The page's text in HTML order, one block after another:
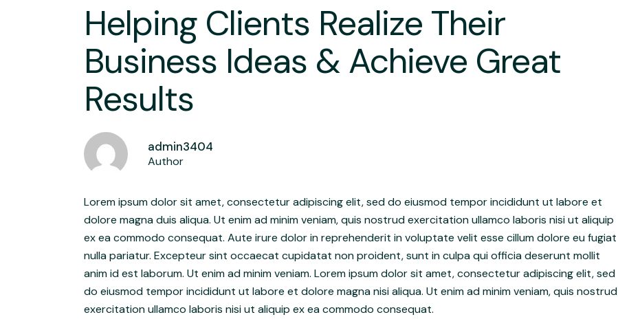
Helping Clients Realize Their
Business Ideas & Achieve Great
Results
admin3404
Author
Lorem ipsum dolor sit amet, consectetur adipiscing elit, sed do eiusmod tempor incididunt ut labore et
dolore magna duis aliqua. Ut enim ad minim veniam, quis nostrud exercitation ullamco laboris nisi ut aliquip
ex ea commodo consequat. Aute irure dolor in reprehenderit in voluptate velit esse cillum dolore eu fugiat
nulla pariatur. Excepteur sint occaecat cupidatat non proident, sunt in culpa qui officia deserunt mollit
anim id est laborum. Ut enim ad minim veniam. Lorem ipsum dolor sit amet, consectetur adipiscing elit, sed
do eiusmod tempor incididunt ut labore et dolore magna nisi aliqua. Ut enim ad minim veniam, quis nostrud
exercitation ullamco laboris nisi ut aliquip ex ea commodo consequat.